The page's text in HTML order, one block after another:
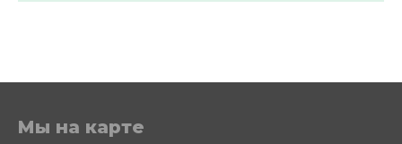
Мы на карте